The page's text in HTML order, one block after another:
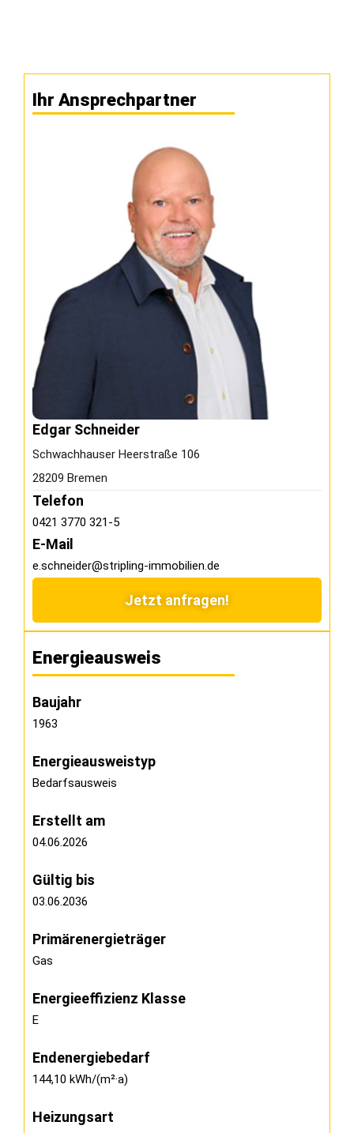
Ihr Ansprechpartner
Edgar Schneider
Schwachhauser Heerstraße 106
28209 Bremen
Telefon
0421 3770 321-5
E-Mail
e.schneider@stripling-immobilien.de
Jetzt anfragen!
Energieausweis
Baujahr
1963
Energie­ausweistyp
Bedarfsausweis
Erstellt am
04.06.2026
Gültig bis
03.06.2036
Primärenergieträger
Gas
Energieeffizienz Klasse
E
Endenergiebedarf
144,10 kWh/(m²·a)
Heizungsart